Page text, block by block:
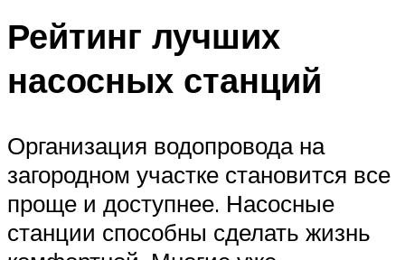
Рейтинг лучших
насосных станций
Организация водопровода на
загородном участке становится все
проще и доступнее. Насосные
станции способны сделать жизнь